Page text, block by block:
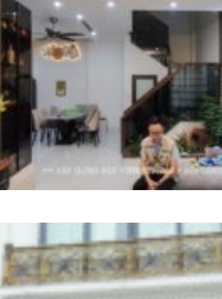
Thi công trọn gói công trình Anh